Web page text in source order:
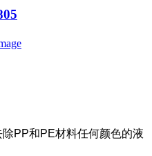
PP和PE材料任何颜色的液